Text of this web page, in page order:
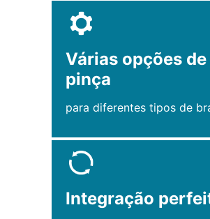
Várias opções
pinça
para diferentes tipos de
Integração